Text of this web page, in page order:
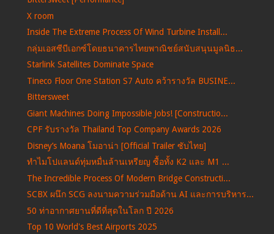
X room
Inside The Extreme Process Of Wind Turbine Install...
กลุ่มเอสซีบีเอกซ์โดยธนาคารไทยพาณิชย์สนับสนุนมูลนิธ...
Starlink Satellites Dominate Space
Tineco Floor One Station S7 Auto คว้ารางวัล BUSINE...
Bittersweet
Giant Machines Doing Impossible Jobs! [Constructio...
CPF รับรางวัล Thailand Top Company Awards 2026
Disney’s Moana โมอาน่า [Official Trailer ซับไทย]
ทำไมโปแลนด์ทุ่มหมื่นล้านเหรียญ ซื้อทั้ง K2 และ M1 ...
The Incredible Process Of Modern Bridge Constructi...
SCBX ผนึก SCG ลงนามความร่วมมือด้าน AI และการบริหาร...
50 ท่าอากาศยานที่ดีที่สุดในโลก ปี 2026
Top 10 World's Best Airports 2025